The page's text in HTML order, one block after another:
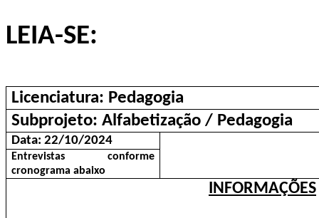
LEIA-SE:
Licenciatura: Pedagogia
Subprojeto: Alfabetização / Pedagogia
Data: 22/10/2024
Entrevistas conforme
cronograma abaixo
INFORMAÇÕES